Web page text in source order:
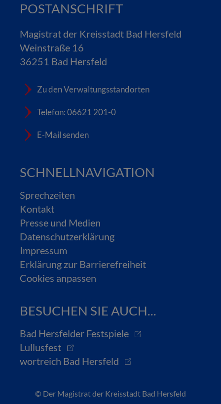
POSTANSCHRIFT
Magistrat der Kreisstadt Bad Hersfeld
Weinstraße 16
36251 Bad Hersfeld
Zu den Verwaltungsstandorten
Telefon: 06621 201-0
E-Mail senden
SCHNELLNAVIGATION
Sprechzeiten
Kontakt
Presse und Medien
Datenschutzerklärung
Impressum
Erklärung zur Barrierefreiheit
Cookies anpassen
BESUCHEN SIE AUCH...
Bad Hersfelder Festspiele
Lullusfest
wortreich Bad Hersfeld
© Der Magistrat der Kreisstadt Bad Hersfeld